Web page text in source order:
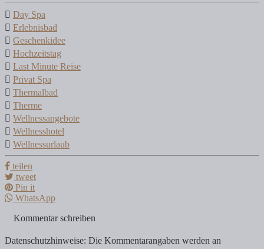
Day Spa
Erlebnisbad
Geschenkidee
Hochzeitstag
Last Minute Reise
Privat Spa
Thermalbad
Therme
Wellnessangebote
Wellnesshotel
Wellnessurlaub
teilen
tweet
Pin it
WhatsApp
Kommentar schreiben
Datenschutzhinweise: Die Kommentarangaben werden an